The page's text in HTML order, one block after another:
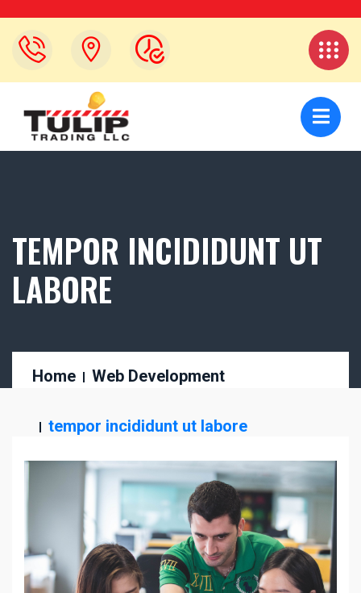
TEMPOR INCIDIDUNT UT
LABORE
Home Web Development
tempor incididunt ut labore